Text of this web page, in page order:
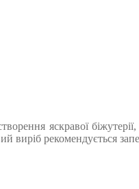
яскравої
рекомендується